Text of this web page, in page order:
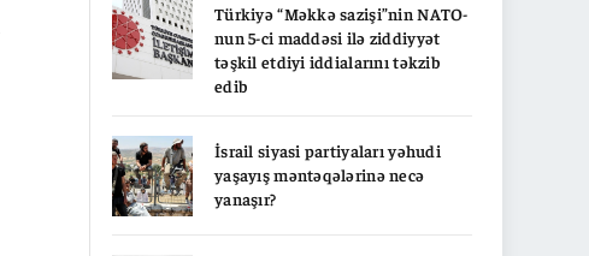
Türkiyə “Məkkə sazişi”nin NATO-
nun 5-ci maddəsi ilə ziddiyyət
təşkil etdiyi iddialarını təkzib
edib
İsrail siyasi partiyaları yəhudi
yaşayış məntəqələrinə necə
yanaşır?